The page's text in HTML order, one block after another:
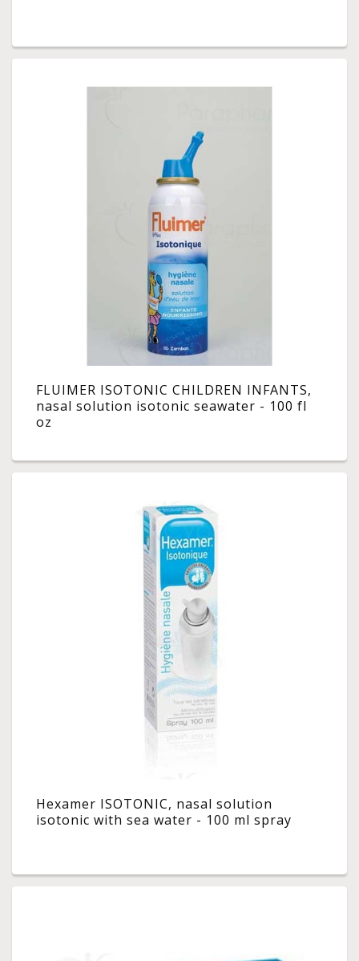
FLUIMER ISOTONIC CHILDREN INFANTS,
nasal solution isotonic seawater - 100 fl
oz
Hexamer ISOTONIC, nasal solution
isotonic with sea water - 100 ml spray